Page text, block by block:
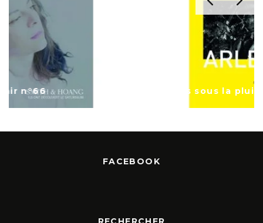
« Arles sous la pluie » Marcel Bataillard
FACEBOOK